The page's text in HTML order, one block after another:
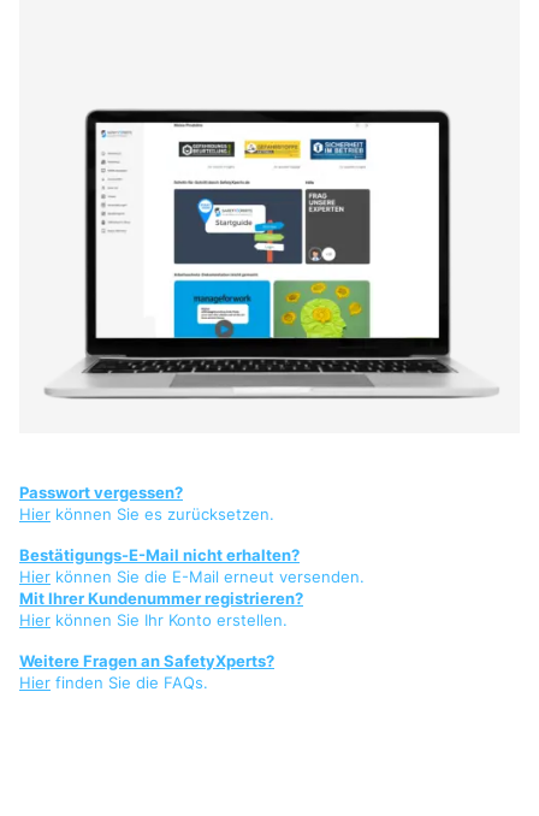
Passwort vergessen?
Hier können Sie es zurücksetzen.
Bestätigungs-E-Mail nicht erhalten?
Hier können Sie die E-Mail erneut versenden.
Mit Ihrer Kundenummer registrieren?
Hier können Sie Ihr Konto erstellen.
Weitere Fragen an SafetyXperts?
Hier finden Sie die FAQs.